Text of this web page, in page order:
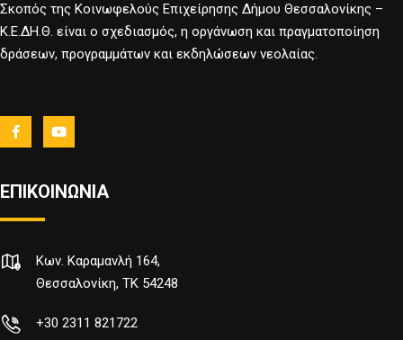
Σκοπός της Κοινωφελούς Επιχείρησης Δήμου Θεσσαλονίκης –
Κ.Ε.ΔΗ.Θ. είναι ο σχεδιασμός, η οργάνωση και πραγματοποίηση
δράσεων, προγραμμάτων και εκδηλώσεων νεολαίας.
ΕΠΙΚΟΙΝΩΝΙΑ
Κων. Καραμανλή 164,
Θεσσαλονίκη, TK 54248
+30 2311 821722